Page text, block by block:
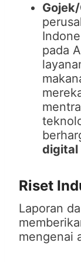
pada
digital
Riset
Laporan
mengenai